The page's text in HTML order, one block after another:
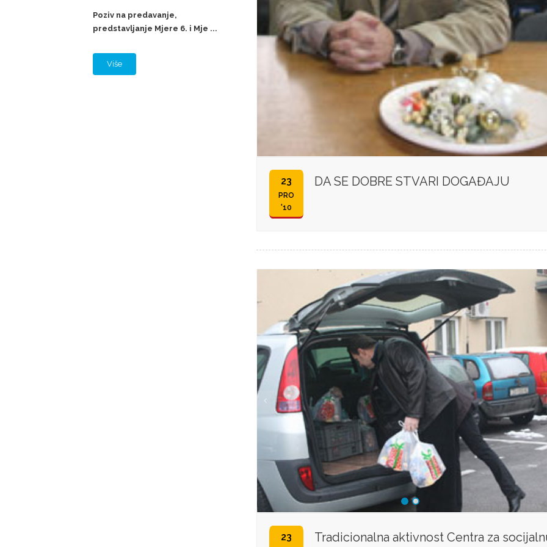
Poziv na predavanje,
predstavljanje Mjere 6. i Mje ...
Više
23
PRO
'10
DA SE DOBRE STVARI DOGAĐAJU
23
Tradicionalna aktivnost Centra za